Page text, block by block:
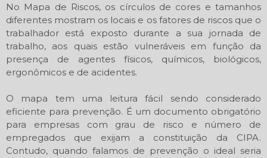
No Mapa de Riscos, os círculos de cores e tamanhos
diferentes mostram os locais e os fatores de riscos que o
trabalhador está exposto durante a sua jornada de
trabalho, aos quais estão vulneráveis em função da
presença de agentes físicos, químicos, biológicos,
ergonômicos e de acidentes.
O mapa tem uma leitura fácil sendo considerado
eficiente para prevenção. É um documento obrigatório
para empresas com grau de risco e número de
empregados que exijam a constituição da CIPA.
Contudo, quando falamos de prevenção o ideal seria